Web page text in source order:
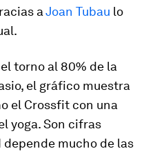
aJoan Tubau lo
torno al 80% de la
el gráfico muestra
el Crossfit con una
yoga. Son cifras
mucho de las